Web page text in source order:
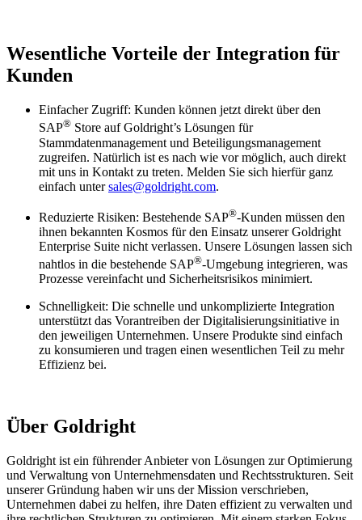
Wesentliche Vorteile der Integration für
Kunden
Einfacher Zugriff: Kunden können jetzt direkt über den
SAP® Store auf Goldright’s Lösungen für
Stammdatenmanagement und Beteiligungsmanagement
zugreifen. Natürlich ist es nach wie vor möglich, auch direkt
mit uns in Kontakt zu treten. Melden Sie sich hierfür ganz
einfach untersales@goldright.com.
Reduzierte Risiken: Bestehende SAP®-Kunden müssen den
ihnen bekannten Kosmos für den Einsatz unserer Goldright
Enterprise Suite nicht verlassen. Unsere Lösungen lassen sich
nahtlos in die bestehende SAP®-Umgebung integrieren, was
Prozesse vereinfacht und Sicherheitsrisikos minimiert.
Schnelligkeit: Die schnelle und unkomplizierte Integration
unterstützt das Vorantreiben der Digitalisierungsinitiative in
den jeweiligen Unternehmen. Unsere Produkte sind einfach
zu konsumieren und tragen einen wesentlichen Teil zu mehr
Effizienz bei.
Über Goldright
Goldright ist ein führender Anbieter von Lösungen zur Optimierung
und Verwaltung von Unternehmensdaten und Rechtsstrukturen. Seit
unserer Gründung haben wir uns der Mission verschrieben,
Unternehmen dabei zu helfen, ihre Daten effizient zu verwalten und